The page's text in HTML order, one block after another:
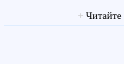
+ Читайте